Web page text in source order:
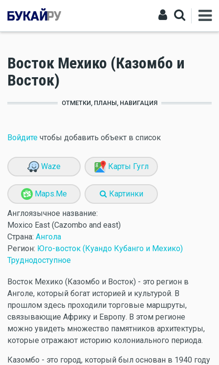
Восток Мехико (Казомбо и
Восток)
ОТМЕТКИ, ПЛАНЫ, НАВИГАЦИЯ
Войдите чтобы добавить объект в список
Waze Карты Гугл
Maps.Me Картинки
Англоязычное название:
Moxico East (Cazombo and east)
Страна: Ангола
Регион: Юго-восток (Куандо Кубанго и Мехико)
Труднодоступное
Восток Мехико (Казомбо и Восток) - это регион в
Анголе, который богат историей и культурой. В
прошлом здесь проходили торговые маршруты,
связывающие Африку и Европу. В этом регионе
можно увидеть множество памятников архитектуры,
которые отражают историю колониального периода.
Казомбо - это город, который был основан в 1940 году